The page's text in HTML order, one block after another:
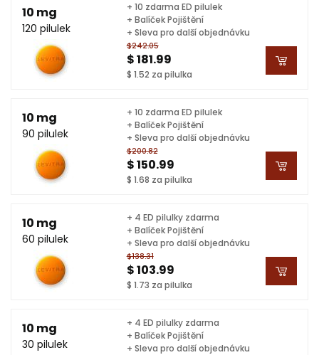
10 mg
120 pilulek
$242.05
$ 181.99
$ 1.52 za pilulka
+ 10 zdarma ED pilulek
+ Balíček Pojištění
+ Sleva pro další objednávku
10 mg
90 pilulek
$200.82
$ 150.99
$ 1.68 za pilulka
+ 10 zdarma ED pilulek
+ Balíček Pojištění
+ Sleva pro další objednávku
10 mg
60 pilulek
$138.31
$ 103.99
$ 1.73 za pilulka
+ 4 ED pilulky zdarma
+ Balíček Pojištění
+ Sleva pro další objednávku
10 mg
30 pilulek
+ 4 ED pilulky zdarma
+ Balíček Pojištění
+ Sleva pro další objednávku